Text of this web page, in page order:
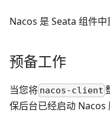
Nacos 是 Seata 组件
预备工作
当您将 nacos-client
保后台已经启动 Nacos